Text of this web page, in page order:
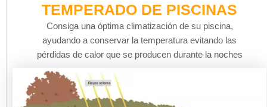
TEMPERADO DE PISCINAS
Consiga una óptima climatización de su piscina,
ayudando a conservar la temperatura evitando las
pérdidas de calor que se producen durante la noches